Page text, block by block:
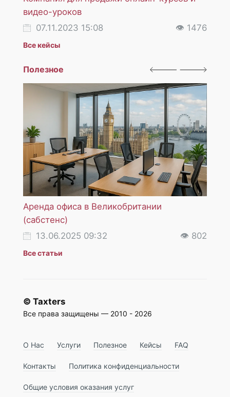
видео-уроков
07.11.2023 15:08
👁 1476
Все кейсы
Полезное
Аренда офиса в Великобритании
(сабстенс)
13.06.2025 09:32
👁 802
Все статьи
© Taxters
Все права защищены — 2010 - 2026
О Нас Услуги Полезное Кейсы FAQ
Контакты Политика конфиденциальности
Общие условия оказания услуг